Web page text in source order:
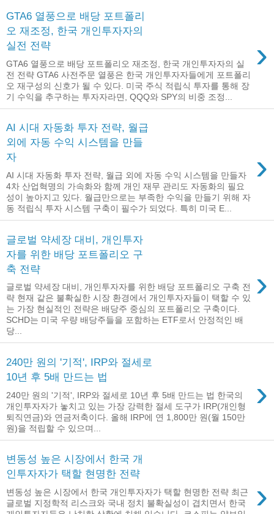
GTA6 열풍으로 배당 포트폴리
오 재조정, 한국 개인투자자의
실전 전략
›
GTA6 열풍으로 배당 포트폴리오 재조정, 한국 개인투자자의 실
전 전략 GTA6 사전주문 열풍은 한국 개인투자자들에게 포트폴리
오 재구성의 신호가 될 수 있다. 미국 주식 적립식 투자를 통해 장
기 수익을 추구하는 투자자라면, QQQ와 SPY의 비중 조정...
AI 시대 자동화 투자 전략, 월급
외에 자동 수익 시스템을 만들
자
›
AI 시대 자동화 투자 전략, 월급 외에 자동 수익 시스템을 만들자
4차 산업혁명의 가속화와 함께 개인 재무 관리도 자동화의 필요
성이 높아지고 있다. 월급만으로는 부족한 수익을 만들기 위해 자
동 적립식 투자 시스템 구축이 필수가 되었다. 특히 미국 E...
글로벌 약세장 대비, 개인투자
자를 위한 배당 포트폴리오 구
축 전략
›
글로벌 약세장 대비, 개인투자자를 위한 배당 포트폴리오 구축 전
략 현재 같은 불확실한 시장 환경에서 개인투자자들이 택할 수 있
는 가장 현실적인 전략은 배당주 중심의 포트폴리오 구축이다.
SCHD는 미국 우량 배당주들을 포함하는 ETF로서 안정적인 배
당...
240만 원의 '기적', IRP와 절세로
10년 후 5배 만드는 법
›
240만 원의 '기적', IRP와 절세로 10년 후 5배 만드는 법 한국의
개인투자자가 놓치고 있는 가장 강력한 절세 도구가 IRP(개인형
퇴직연금)와 연금저축이다. 올해 IRP에 연 1,800만 원(월 150만
원)을 적립할 수 있으며...
변동성 높은 시장에서 한국 개
인투자자가 택할 현명한 전략
›
변동성 높은 시장에서 한국 개인투자자가 택할 현명한 전략 최근
글로벌 지정학적 리스크와 국내 정치 불확실성이 겹치면서 한국